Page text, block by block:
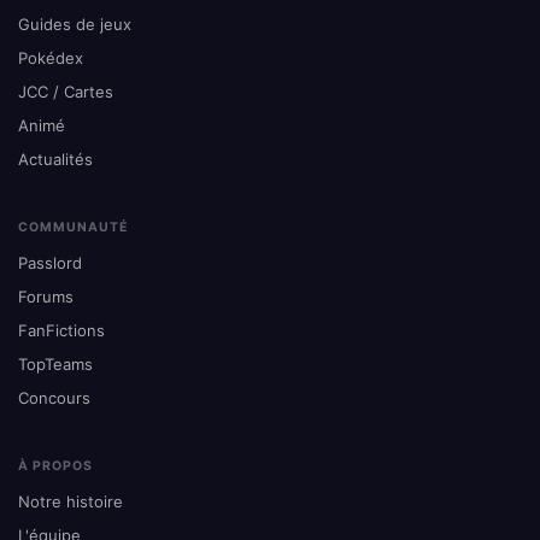
Guides de jeux
Pokédex
JCC / Cartes
Animé
Actualités
COMMUNAUTÉ
Passlord
Forums
FanFictions
TopTeams
Concours
À PROPOS
Notre histoire
L'équipe